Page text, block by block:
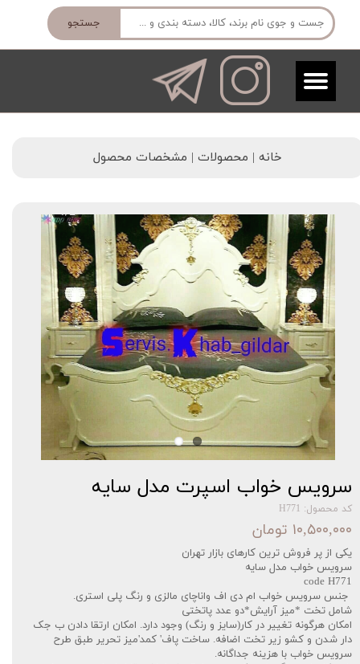
جستجو
خانه | محصولات | مشخصات محصول
سرویس خواب اسپرت مدل سایه
کد محصول: H771
۱۰,۵۰۰,۰۰۰ تومان
یکی از پر فروش ترین کارهای بازار تهران‌‌
سرویس خواب مدل سایه
code H771
جنس سرویس خواب ام دی اف واناچای مالزی و رنگ پلی استری.
شامل تخت *میز آرایش*دو عدد پاتختی
امکان هرگونه تغییر در کار(سایز و رنگ) وجود دارد. امکان ارتقا دادن ب جک
دار شدن و کشو زیر تخت اضافه. ساخت پاف' کمد'میز تحریر طبق طرح
سرویس خواب با هزینه جداگانه.